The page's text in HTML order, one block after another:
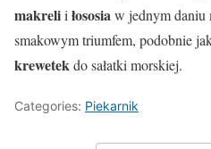
makrelii łososia w jednym daniu
smakowym triumfem, podobnie
krewetek do sałatki morskiej.
Categories: Piekarnik